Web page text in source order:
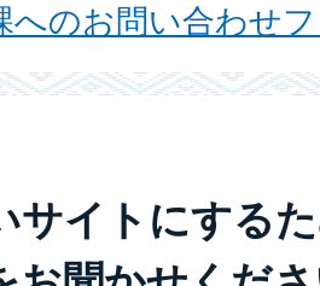
へのお問い合わせ
サイトにする